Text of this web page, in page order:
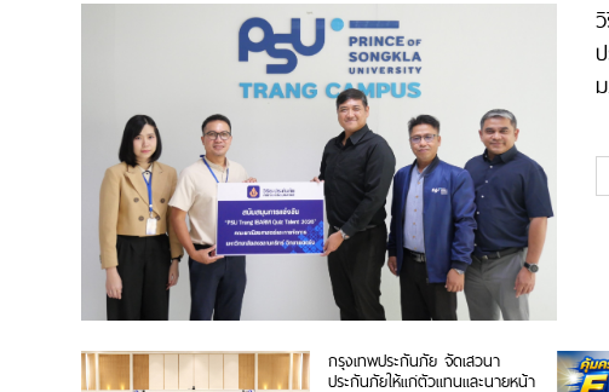
กรุงเทพประกันภัย จัดเสวนา
ประกันภัยให้แก่ตัวแทนและนายหน้า